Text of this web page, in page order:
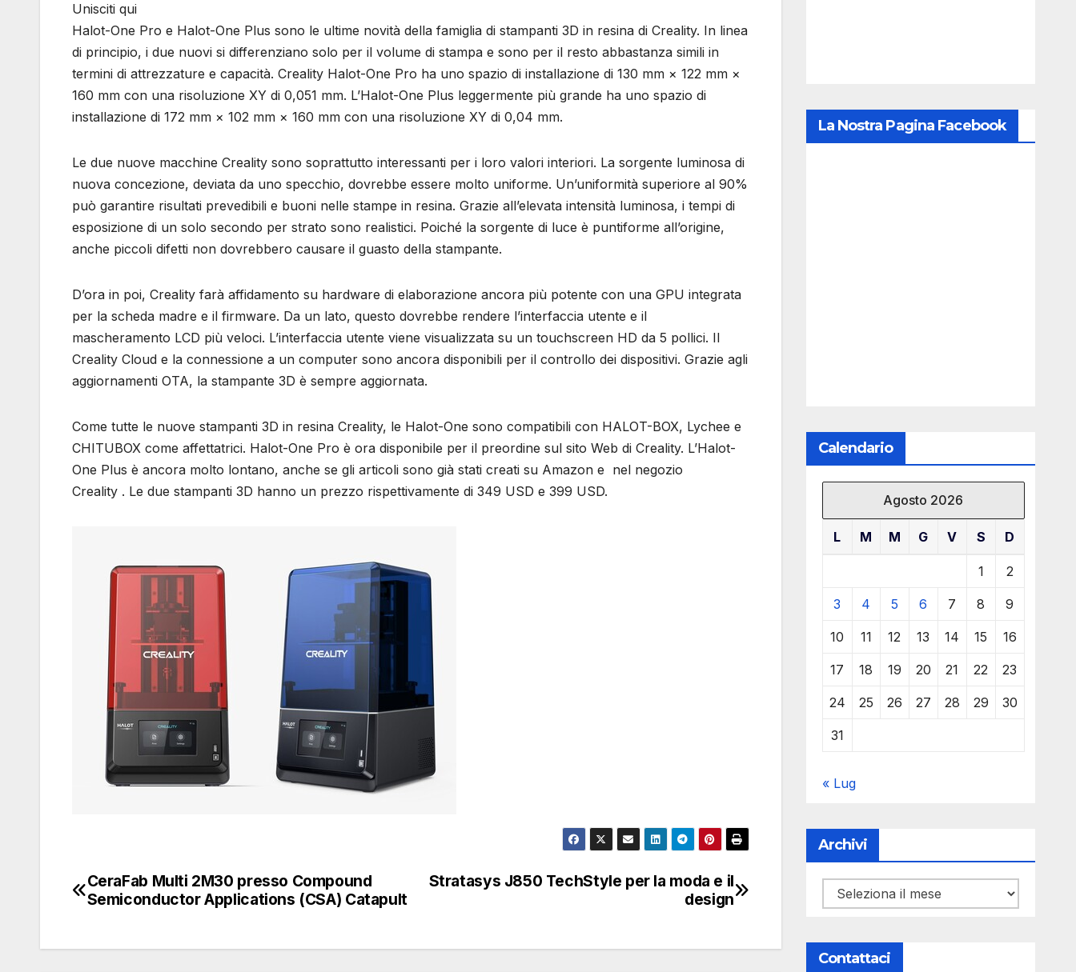
Unisciti qui
Halot-One Pro e Halot-One Plus sono le ultime novità della famiglia di stampanti 3D in resina di Creality. In linea
di principio, i due nuovi si differenziano solo per il volume di stampa e sono per il resto abbastanza simili in
termini di attrezzature e capacità. Creality Halot-One Pro ha uno spazio di installazione di 130 mm × 122 mm ×
160 mm con una risoluzione XY di 0,051 mm. L’Halot-One Plus leggermente più grande ha uno spazio di
installazione di 172 mm × 102 mm × 160 mm con una risoluzione XY di 0,04 mm.
Le due nuove macchine Creality sono soprattutto interessanti per i loro valori interiori. La sorgente luminosa di
nuova concezione, deviata da uno specchio, dovrebbe essere molto uniforme. Un’uniformità superiore al 90%
può garantire risultati prevedibili e buoni nelle stampe in resina. Grazie all’elevata intensità luminosa, i tempi di
esposizione di un solo secondo per strato sono realistici. Poiché la sorgente di luce è puntiforme all’origine,
anche piccoli difetti non dovrebbero causare il guasto della stampante.
D’ora in poi, Creality farà affidamento su hardware di elaborazione ancora più potente con una GPU integrata
per la scheda madre e il firmware. Da un lato, questo dovrebbe rendere l’interfaccia utente e il
mascheramento LCD più veloci. L’interfaccia utente viene visualizzata su un touchscreen HD da 5 pollici. Il
Creality Cloud e la connessione a un computer sono ancora disponibili per il controllo dei dispositivi. Grazie agli
aggiornamenti OTA, la stampante 3D è sempre aggiornata.
Come tutte le nuove stampanti 3D in resina Creality, le Halot-One sono compatibili con HALOT-BOX, Lychee e
CHITUBOX come affettatrici. Halot-One Pro è ora disponibile per il preordine sul sito Web di Creality. L’Halot-
One Plus è ancora molto lontano, anche se gli articoli sono già stati creati su Amazon e nel negozio
Creality . Le due stampanti 3D hanno un prezzo rispettivamente di 349 USD e 399 USD.
Navigazione
Stratasys J850 TechStyle per la moda e il
design
CeraFab Multi 2M30 presso Compound
Semiconductor Applications (CSA) Catapult
La Nostra Pagina Facebook
Calendario
Agosto 2026
L M M G V S D
1 2
3 4 5 6 7 8 9
10 11 12 13 14 15 16
17 18 19 20 21 22 23
24 25 26 27 28 29 30
31
« Lug
Archivi
Archivi
Contattaci